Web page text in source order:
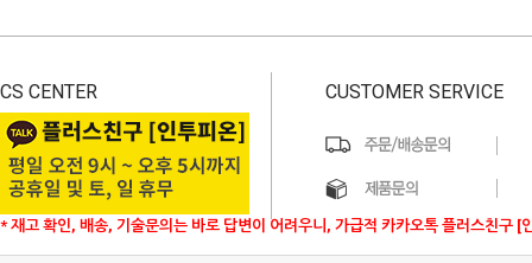
CS CENTER
* 재고 확인, 배송, 기술문의는 바로 답변이 어려우니, 가급적 카카오톡 플러스친구 [
CUSTOMER SERVICE